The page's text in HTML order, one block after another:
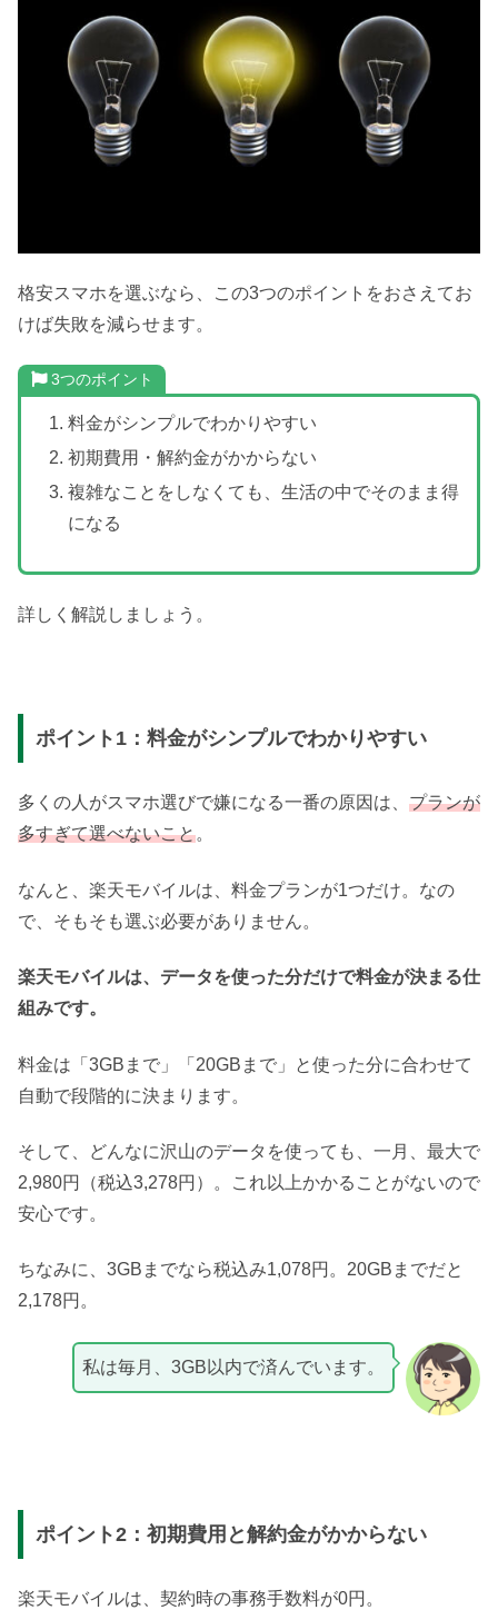
格安スマホを選ぶなら、この3つのポイントをおさえてお
けば失敗を減らせます。
3つのポイント
料金がシンプルでわかりやすい
初期費用・解約金がかからない
複雑なことをしなくても、生活の中でそのまま得
になる
詳しく解説しましょう。
ポイント1：料金がシンプルでわかりやすい
多くの人がスマホ選びで嫌になる一番の原因は、 プランが
多すぎて選べないこと。
なんと、楽天モバイルは、料金プランが1つだけ。なの
で、そもそも選ぶ必要がありません。
楽天モバイルは、データを使った分だけで料金が決まる仕
組みです。
料金は「3GBまで」「20GBまで」と使った分に合わせて
自動で段階的に決まります。
そして、どんなに沢山のデータを使っても、一月、最大で
2,980円（税込3,278円）。これ以上かかることがないので
安心です。
ちなみに、3GBまでなら税込み1,078円。20GBまでだと
2,178円。
私は毎月、3GB以内で済んでいます。
ポイント2：初期費用と解約金がかからない
楽天モバイルは、契約時の事務手数料が0円。